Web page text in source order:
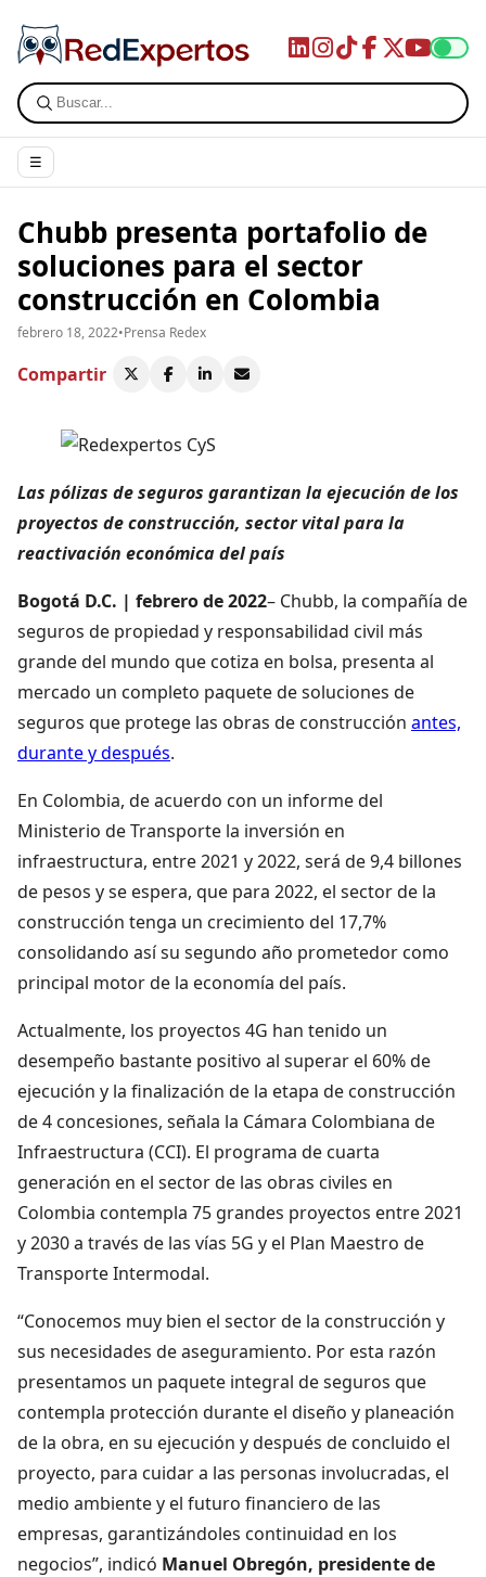
☰
Chubb presenta portafolio de
soluciones para el sector
construcción en Colombia
febrero 18, 2022•Prensa Redex
Compartir
Las pólizas de seguros garantizan la ejecución de los
proyectos de construcción, sector vital para la
reactivación económica del país
Bogotá D.C. | febrero de 2022– Chubb, la compañía de
seguros de propiedad y responsabilidad civil más
grande del mundo que cotiza en bolsa, presenta al
mercado un completo paquete de soluciones de
seguros que protege las obras de construcción antes,
durante y después.
En Colombia, de acuerdo con un informe del
Ministerio de Transporte la inversión en
infraestructura, entre 2021 y 2022, será de 9,4 billones
de pesos y se espera, que para 2022, el sector de la
construcción tenga un crecimiento del 17,7%
consolidando así su segundo año prometedor como
principal motor de la economía del país.
Actualmente, los proyectos 4G han tenido un
desempeño bastante positivo al superar el 60% de
ejecución y la finalización de la etapa de construcción
de 4 concesiones, señala la Cámara Colombiana de
Infraestructura (CCI). El programa de cuarta
generación en el sector de las obras civiles en
Colombia contempla 75 grandes proyectos entre 2021
y 2030 a través de las vías 5G y el Plan Maestro de
Transporte Intermodal.
“Conocemos muy bien el sector de la construcción y
sus necesidades de aseguramiento. Por esta razón
presentamos un paquete integral de seguros que
contempla protección durante el diseño y planeación
de la obra, en su ejecución y después de concluido el
proyecto, para cuidar a las personas involucradas, el
medio ambiente y el futuro financiero de las
empresas, garantizándoles continuidad en los
negocios”, indicó Manuel Obregón, presidente de